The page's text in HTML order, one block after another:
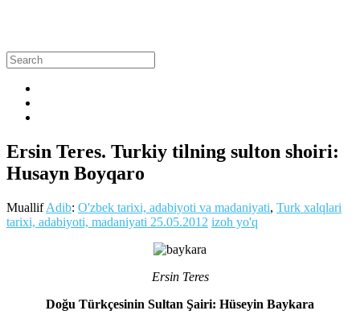
Ersin Teres. Turkiy tilning sulton shoiri:
Husayn Boyqaro
MuallifAdib: O'zbek tarixi, adabiyoti va madaniyati, Turk xalqlari
tarixi, adabiyoti, madaniyati 25.05.2012 izoh yo'q
Ersin Teres
Doğu Türkçesinin Sultan Şairi: Hüseyin Baykara